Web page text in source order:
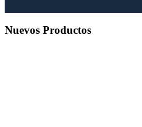
Nuevos Productos